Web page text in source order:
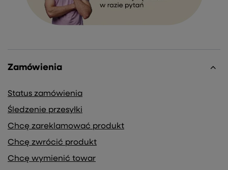
Zamówienia
Status zamówienia
Śledzenie przesyłki
Chcę zareklamować produkt
Chcę zwrócić produkt
Chcę wymienić towar